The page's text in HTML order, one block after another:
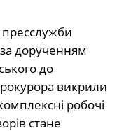
за дорученням
до
викрили
робочі
стане